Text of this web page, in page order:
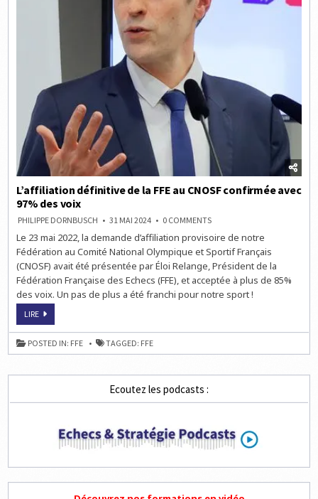
L’affiliation définitive de la FFE au CNOSF confirmée avec
97% des voix
PHILIPPE DORNBUSCH 31 MAI 2024 0 COMMENTSON
DÉFINITIVE
LA
FFE
AU
CNOSF
CONFIRMÉE
AVEC
Le 23 mai 2022, la demande d’affiliation provisoire de notre
Fédération au Comité National Olympique et Sportif Français
(CNOSF) avait été présentée par Éloi Relange, Président de la
Fédération Française des Echecs (FFE), et acceptée à plus de 85%
des voix. Un pas de plus a été franchi pour notre sport !
LIREL’AFFILIATION
DE
LA
FFE
AU
CONFIRMÉE
POSTED IN: FFE TAGGED: FFE
Ecoutez les podcasts :